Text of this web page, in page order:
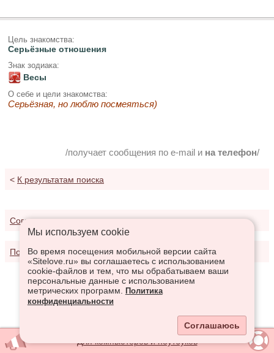
Цель знакомства:
Серьёзные отношения
Знак зодиака:
Весы
О себе и цели знакомства:
Серьёзная, но люблю посмеяться)
/получает сообщения по e-mail и на телефон/
< К результатам поиска
Соглашение о предоставлении услуг
Политика конфиденциальности
Мы используем сookie
Во время посещения мобильной версии сайта
«Sitelove.ru» вы соглашаетесь с использованием
cookie-файлов и тем, что мы обрабатываем ваши
персональные данные с использованием
метрических программ.
Политика
конфиденциальности
Соглашаюсь
Для компьютеров и ноутбуков